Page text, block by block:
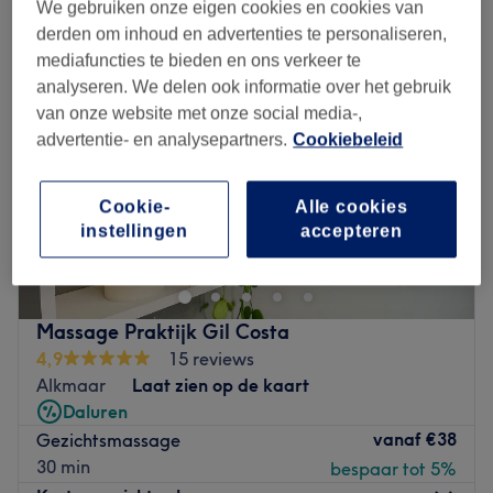
Massage Praktijk Gil Costa
4,9
15 reviews
Alkmaar
Laat zien op de kaart
Daluren
Gezichtsmassage
30 min
vanaf €38
bespaar tot 5%
We gebruiken onze eigen cookies en cookies van
derden om inhoud en advertenties te personaliseren,
mediafuncties te bieden en ons verkeer te
analyseren. We delen ook informatie over het gebruik
van onze website met onze social media-,
advertentie- en analysepartners. Cookiebeleid
Alle cookies
accepteren
Cookie-
instellingen